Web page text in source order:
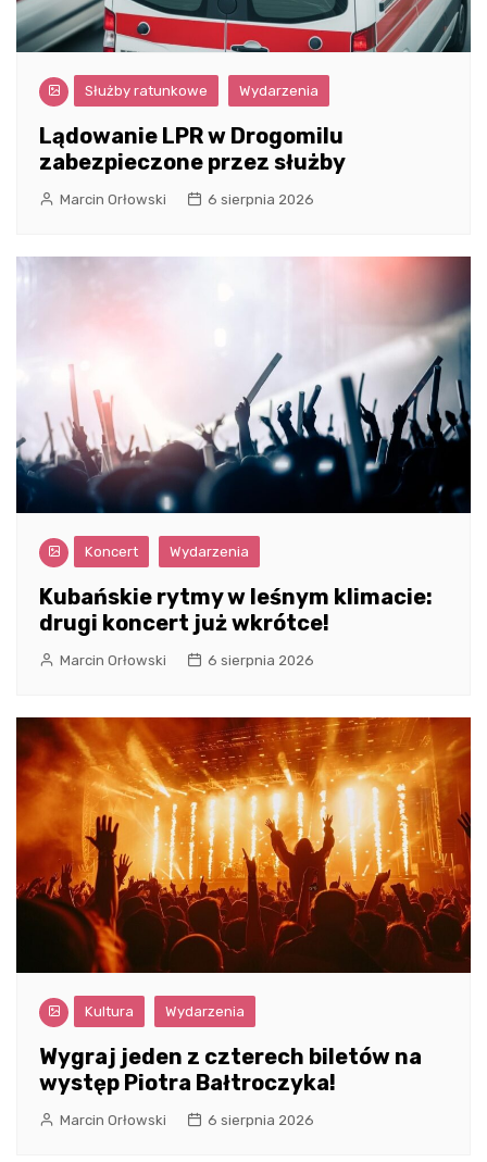
Służby ratunkowe Wydarzenia
Lądowanie LPR w Drogomilu
zabezpieczone przez służby
Marcin Orłowski 6 sierpnia 2026
Koncert Wydarzenia
Kubańskie rytmy w leśnym klimacie:
drugi koncert już wkrótce!
Marcin Orłowski 6 sierpnia 2026
Kultura Wydarzenia
Wygraj jeden z czterech biletów na
występ Piotra Bałtroczyka!
Marcin Orłowski 6 sierpnia 2026